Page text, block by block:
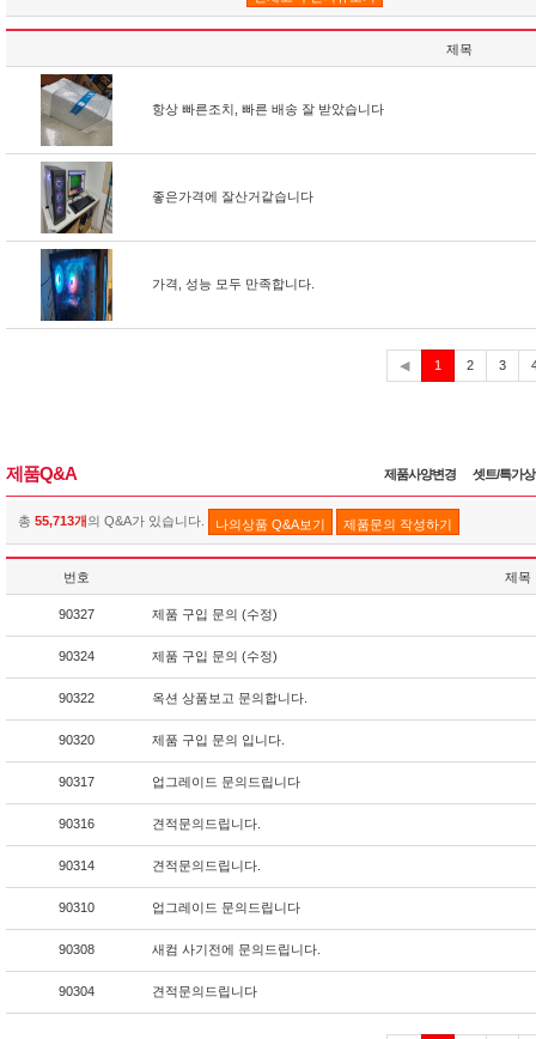
제목
항상 빠른조치, 빠른 배송 잘 받았습니다
좋은가격에 잘산거같습니다
가격, 성능 모두 만족합니다.
◀ 1
재
2 3
제품Q&A 제품사양변경 셋트/특가
총 55,713개의 Q&A가 있습니다. 나의상품 Q&A보기 제품문의 작성하기
번호 제목
90327 제품 구입 문의 (수정)
90324 제품 구입 문의 (수정)
90322 옥션 상품보고 문의합니다.
90320 제품 구입 문의 입니다.
90317 업그레이드 문의드립니다
90316 견적문의드립니다.
90314 견적문의드립니다.
90310 업그레이드 문의드립니다
90308 새컴 사기전에 문의드립니다.
90304 견적문의드립니다